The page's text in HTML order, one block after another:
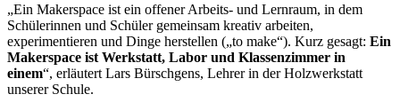
„Ein Makerspace ist ein offener Arbeits- und Lernraum, in dem
Schülerinnen und Schüler gemeinsam kreativ arbeiten,
experimentieren und Dinge herstellen („to make“). Kurz gesagt: Ein
Makerspace ist Werkstatt, Labor und Klassenzimmer in
einem“, erläutert Lars Bürschgens, Lehrer in der Holzwerkstatt
unserer Schule.